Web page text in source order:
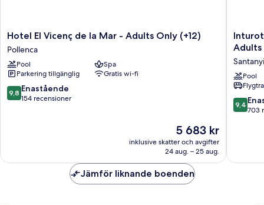
Hotel
El
Vicenç
de
la
Mar
-
Hotel El Vicenç de la Mar - Adults Only (+12)
Pollenca
Pool
Spa
Parkering tillgänglig
Gratis wi-fi
9.8
av
9,8 Enastående
154 recensioner
Priset
är
5 683 kr
5 683 kr
inklusive skatter och avgifter
24 aug. – 25 aug.
Inturotel
Cala
Beach
Hotel
&
Spa
-
Adults
Santanyi
Pool
9.4
av
9,4
703
Jämför liknande boenden